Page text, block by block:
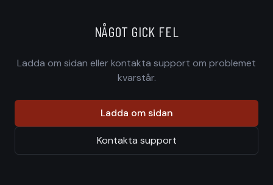
NÅGOT GICK FEL
Ladda om sidan eller kontakta support om problemet
kvarstår.
Ladda om sidan
Kontakta support